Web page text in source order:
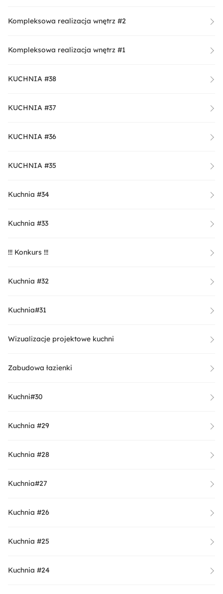
Kompleksowa realizacja wnętrz #2
Kompleksowa realizacja wnętrz #1
KUCHNIA #38
KUCHNIA #37
KUCHNIA #36
KUCHNIA #35
Kuchnia #34
Kuchnia #33
!!! Konkurs !!!
Kuchnia #32
Kuchnia#31
Wizualizacje projektowe kuchni
Zabudowa łazienki
Kuchni#30
Kuchnia #29
Kuchnia #28
Kuchnia#27
Kuchnia #26
Kuchnia #25
Kuchnia #24